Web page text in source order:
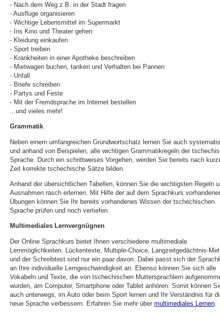
- Nach dem Weg z.B. in der Stadt fragen
- Ausflüge organisieren
- Wichtige Lebensmittel im Supermarkt
- Ins Kino und Theater gehen
- Kleidung einkaufen
- Sport treiben
- Krankheiten in einer Apotheke beschreiben
- Mietwagen buchen, tanken und Verhalten bei Pannen
- Unfall
- Briefe schreiben
- Partys und Feste
- Mit der Fremdsprache im Internet bestellen
...und vieles mehr!
Grammatik
Neben einem umfangreichen Grundwortschatz lernen Sie auch
und anhand von Beispielen, alle wichtigen Grammatikregeln der
Sprache. Durch ein schrittweises Vorgehen, werden Sie bereits nach
Zeit korrekte tschechische Sätze bilden.
Anhand der übersichtlichen Tabellen, können Sie die wichtigsten Regeln
Ausnahmen rasch erlernen. Mit Hilfe der auf dem Sprachkurs
Übungen können Sie Ihr bereits vorhandenes Wissen der tschechischen
Sprache prüfen und noch vertiefen.
Multimediales Lernvergnügnen
Der Online Sprachkurs bietet Ihnen verschiedene multimediale
Lernmöglichkeiten. Lückentexte, Multiple-Choice, Langzeitgedächtnis-
und der Schreibtest sind nur ein paar davon. Dabei passt sich der
an Ihre individuelle Lerngeschwindigkeit an. Ebenso können Sie sich alle
Vokabeln und Texte, die von tschechischen Muttersprachlern
wurden, am Computer, Smartphone oder Tablet anhören. Somit können
auch unterwegs, im Auto oder beim Sport lernen und Ihr Verständnis für
neue Sprache verbessern. Erfahren Sie mehr über multimediales Lernen